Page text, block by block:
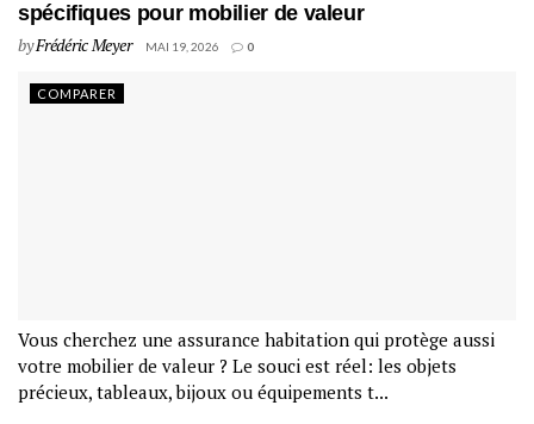
spécifiques pour mobilier de valeur
byFrédéric Meyer MAI 19, 2026 0
COMPARER
Vous cherchez une assurance habitation qui protège aussi
votre mobilier de valeur ? Le souci est réel: les objets
précieux, tableaux, bijoux ou équipements t...